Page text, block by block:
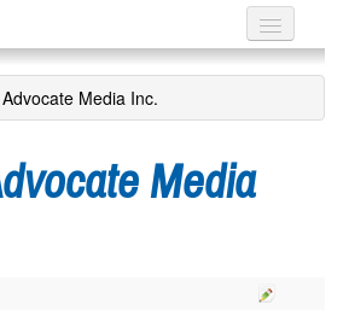
Advocate Media Inc.
Media